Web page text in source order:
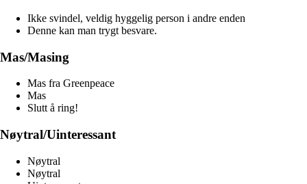
Ikke svindel, veldig hyggelig person i andre enden
Denne kan man trygt besvare.
Mas/Masing
Mas fra Greenpeace
Mas
Slutt å ring!
Nøytral/Uinteressant
Nøytral
Nøytral